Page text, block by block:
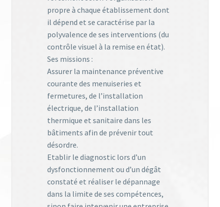
propre à chaque établissement dont
il dépend et se caractérise par la
polyvalence de ses interventions (du
contrôle visuel à la remise en état).
Ses missions :
Assurer la maintenance préventive
courante des menuiseries et
fermetures, de l’installation
électrique, de l’installation
thermique et sanitaire dans les
bâtiments afin de prévenir tout
désordre.
Etablir le diagnostic lors d’un
dysfonctionnement ou d’un dégât
constaté et réaliser le dépannage
dans la limite de ses compétences,